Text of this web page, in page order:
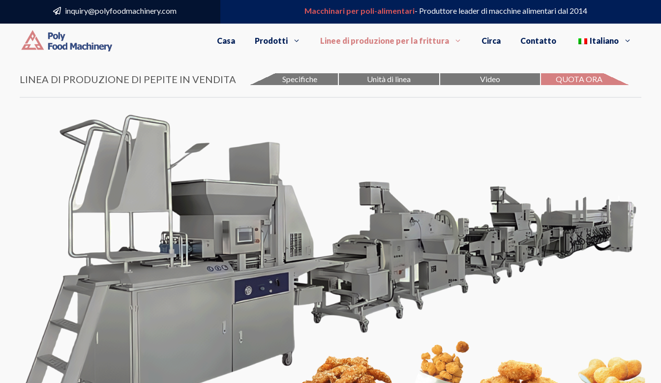
contenuto
inquiry@polyfoodmachinery.com Macchinari per poli-alimentari- Produttore leader di macchine alimentari dal 2014
Casa Prodotti Linee di produzione per la frittura Circa Contatto Italiano
LINEA DI PRODUZIONE DI PEPITE IN VENDITA Specifiche Unità di linea Video QUOTA ORA